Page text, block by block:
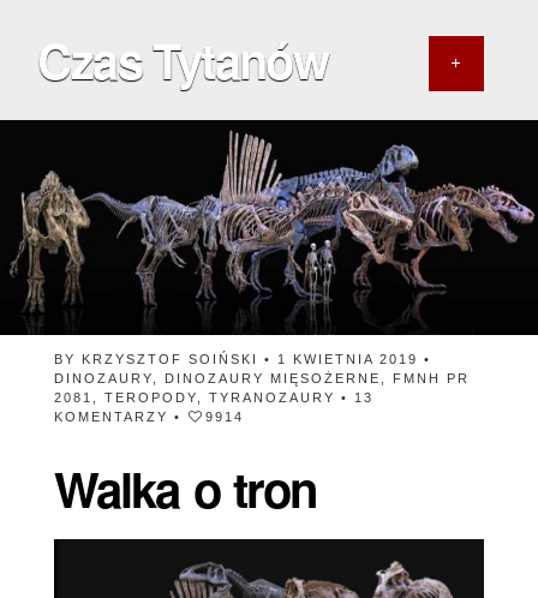
Czas Tytanów
BY KRZYSZTOF SOIŃSKI
• 1 KWIETNIA 2019 •
DINOZAURY
DINOZAURY MIĘSOŻERNE
FMNH PR
2081
TEROPODY TYRANOZAURY •
13
KOMENTARZY • 9914
Walka o tron